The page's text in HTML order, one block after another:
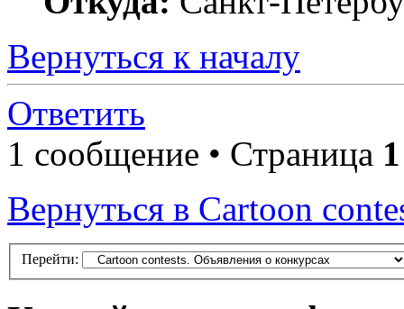
Вернуться к началу
Ответить
1 сообщение • Страница 1
Вернуться в Cartoon
Перейти: